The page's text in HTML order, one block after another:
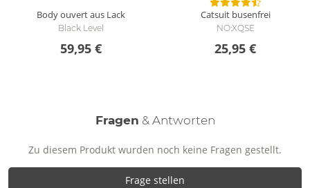
Wie reinige ich den Ouvert-Body?
Reinige den Body, Gürtel und Armfesseln mit einer
schonenden Handwäsche mit Feinwaschmittel.
Body ouvert aus Lack
Black Level
59,95 €
Catsuit busenfrei
NO:XQSE
25,95 €
Fragen & Antworten
Zu diesem Produkt wurden noch keine Fragen gestellt.
Frage stellen